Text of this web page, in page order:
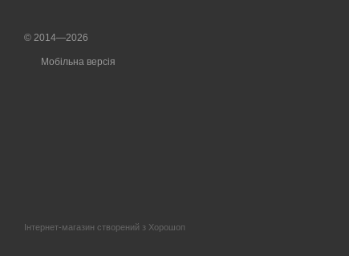
© 2014—2026
Мобільна версія
Інтернет-магазин створений з Хорошоп